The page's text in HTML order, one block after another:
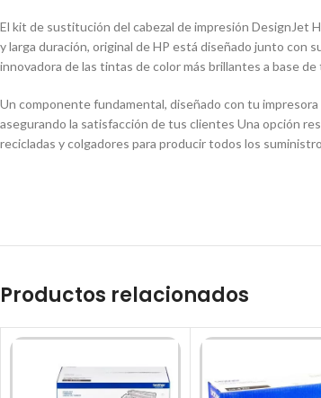
El kit de sustitución del cabezal de impresión DesignJet
y larga duración, original de HP está diseñado junto con
innovadora de las tintas de color más brillantes a base
Un componente fundamental, diseñado con tu
asegurando la satisfacción de tus clientes Una opción
recicladas y colgadores para producir todos los
Productos relacionados